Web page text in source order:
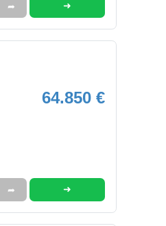
➦ ➜
64.850 €
➦ ➜